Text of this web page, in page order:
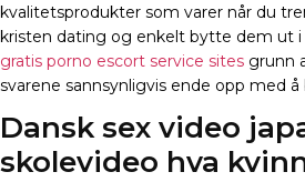
kvalitetsprodukter som varer når du
kristen dating og enkelt bytte dem ut
gratis porno escort service sites grunn
svarene sannsynligvis ende opp med å
Dansk sex video
skolevideo hva